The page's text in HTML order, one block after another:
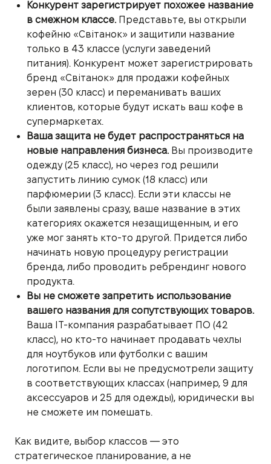
Конкурент зарегистрирует похожее название
в смежном классе. Представьте, вы открыли
кофейню «Світанок» и защитили название
только в 43 классе (услуги заведений
питания). Конкурент может зарегистрировать
бренд «Світанок» для продажи кофейных
зерен (30 класс) и переманивать ваших
клиентов, которые будут искать ваш кофе в
супермаркетах.
Ваша защита не будет распространяться на
новые направления бизнеса. Вы производите
одежду (25 класс), но через год решили
запустить линию сумок (18 класс) или
парфюмерии (3 класс). Если эти классы не
были заявлены сразу, ваше название в этих
категориях окажется незащищенным, и его
уже мог занять кто-то другой. Придется либо
начинать новую процедуру регистрации
бренда, либо проводить ребрендинг нового
продукта.
Вы не сможете запретить использование
вашего названия для сопутствующих товаров.
Ваша IT-компания разрабатывает ПО (42
класс), но кто-то начинает продавать чехлы
для ноутбуков или футболки с вашим
логотипом. Если вы не предусмотрели защиту
в соответствующих классах (например, 9 для
аксессуаров и 25 для одежды), юридически вы
не сможете им помешать.
Как видите, выбор классов — это
стратегическое планирование, а не